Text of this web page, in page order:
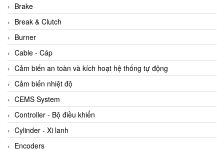
Brake
Break & Clutch
Burner
Cable - Cáp
Cảm biến an toàn và kích hoạt hệ thống tự động
Cảm biến nhiệt độ
CEMS System
Controller - Bộ điều khiển
Cylinder - Xi lanh
Encoders